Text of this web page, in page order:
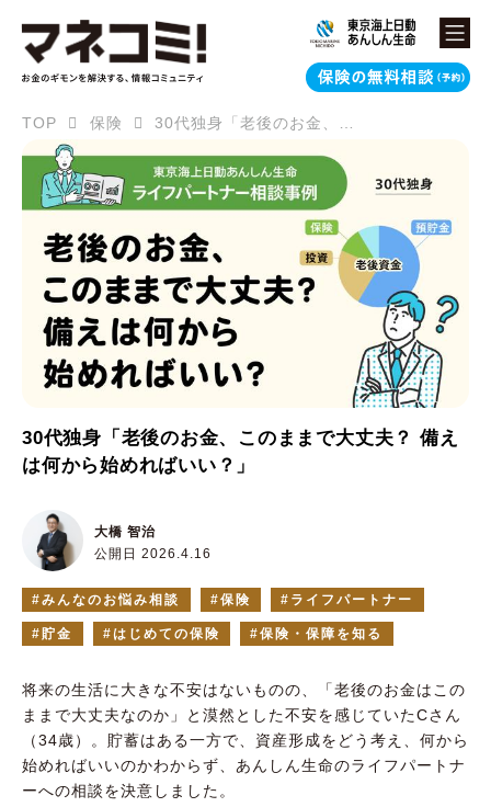
TOP 保険 30代独身「老後のお金、このままで大丈夫？ 備えは何から始めればいい？」
30代独身「老後のお金、このままで大丈夫？ 備え
は何から始めればいい？」
公開日 2026.4.16
大橋 智治
みんなのお悩み相談 保険 ライフパートナー
貯金 はじめての保険 保険・保障を知る
将来の生活に大きな不安はないものの、「老後のお金はこの
ままで大丈夫なのか」と漠然とした不安を感じていたCさん
（34歳）。貯蓄はある一方で、資産形成をどう考え、何から
始めればいいのかわからず、あんしん生命のライフパートナ
ーへの相談を決意しました。